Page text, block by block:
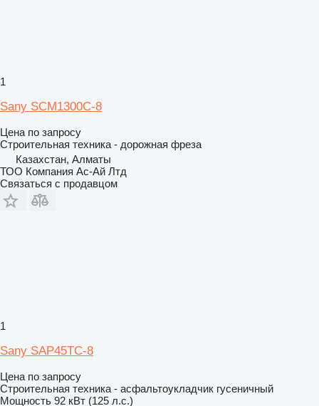
1
Sany SCM1300C-8
Цена по запросу
Строительная техника - дорожная фреза
Казахстан, Алматы
ТОО Компания Ас-Ай Лтд
Связаться с продавцом
1
Sany SAP45TC-8
Цена по запросу
Строительная техника - асфальтоукладчик гусеничный
Мощность 92 кВт (125 л.с.)